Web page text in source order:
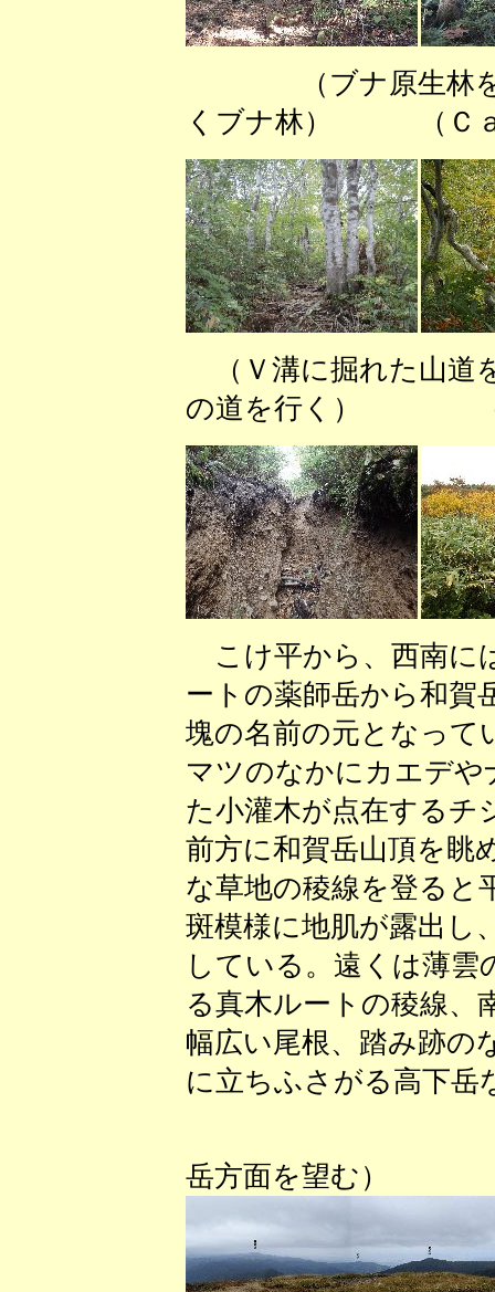
（ブナ原生林を
くブナ林） （Ｃａ
（Ｖ溝に掘れた山
の道を行く） （
こけ平から、西南に
ートの薬師岳から和賀
塊の名前の元となって
マツのなかにカエデ
た小灌木が点在するチ
前方に和賀岳山頂を眺
な草地の稜線を登ると
斑模様に地肌が露出し
している。遠くは薄雲
る真木ルートの稜線、
幅広い尾根、踏み跡の
に立ちふさがる高下岳
岳方面を望む）